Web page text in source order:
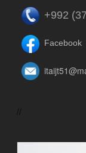
+992
Facebook
//